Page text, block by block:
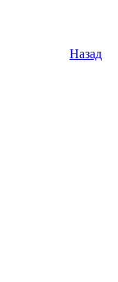
Назад